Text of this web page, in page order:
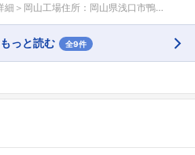
＞岡山工場住所：岡山県浅口市鴨方町六条...
っと読む 全9件